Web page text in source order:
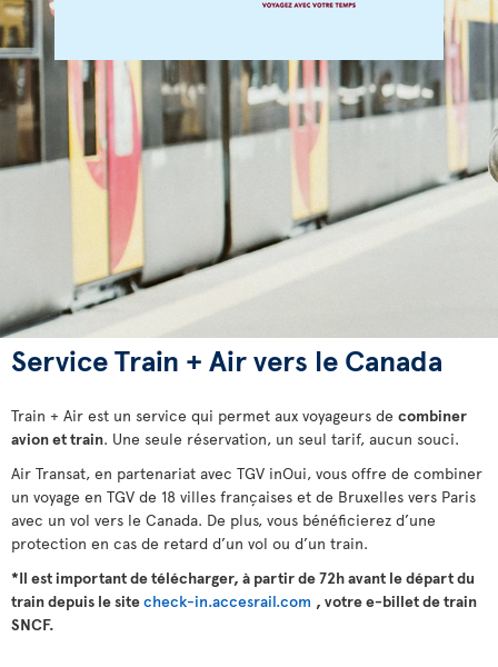
Service Train + Air vers le Canada
Train + Air est un service qui permet aux voyageurs de combiner
avion et train. Une seule réservation, un seul tarif, aucun souci.
Air Transat, en partenariat avec TGV inOui, vous offre de combiner
un voyage en TGV de 18 villes françaises et de Bruxelles vers Paris
avec un vol vers le Canada. De plus, vous bénéficierez d’une
protection en cas de retard d’un vol ou d’un train.
*Il est important de télécharger, à partir de 72h avant le départ du
train depuis le sitecheck-in.accesrail.com , votre e-billet de train
SNCF.